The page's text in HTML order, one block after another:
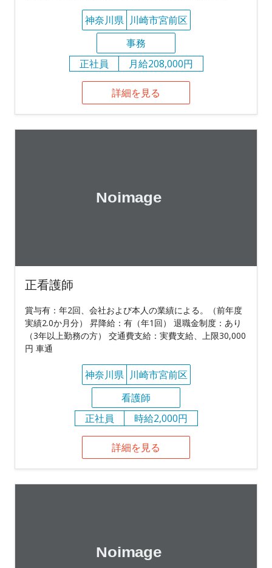
神奈川県 川崎市宮前区
事務
正社員
月給208,000円
詳細を見る
正看護師
賞与有：年2回、会社および本人の業績による。（前年度
実績2.0か月分） 昇降給：有（年1回） 退職金制度：あり
（3年以上勤務の方） 交通費支給：実費支給、上限30,000
円 車通
神奈川県 川崎市宮前区
看護師
正社員
時給2,000円
詳細を見る